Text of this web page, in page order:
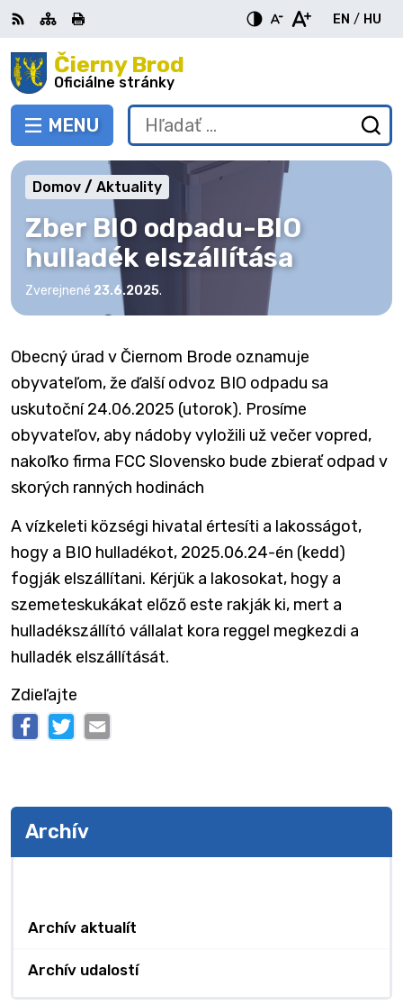
Preskočiť
na
obsah Čierny Brod
Oficiálne stránky
PREPNÚŤ
MENU
RSS MapaTlačiť
EN
English
/ HU
Hľadať:
Zber BIO odpadu-BIO
hulladék elszállítása
Domov Aktuality
Zverejnené 23.6.2025.
Obecný úrad v Čiernom Brode oznamuje
obyvateľom, že ďalší odvoz BIO odpadu sa
uskutoční 24.06.2025 (utorok). Prosíme
obyvateľov, aby nádoby vyložili už večer vopred,
nakoľko firma FCC Slovensko bude zbierať odpad v
skorých ranných hodinách
A vízkeleti községi hivatal értesíti a lakosságot,
hogy a BIO hulladékot, 2025.06.24-én (kedd)
fogják elszállítani. Kérjük a lakosokat, hogy a
szemeteskukákat előző este rakják ki, mert a
hulladékszállító vállalat kora reggel megkezdi a
hulladék elszállítását.
Zdieľajte
Archív
Archív aktualít
Archív udalostí